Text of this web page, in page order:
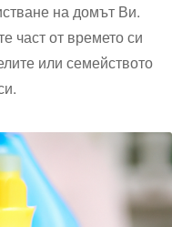
на домът Ви.
част от времето си
или семейството